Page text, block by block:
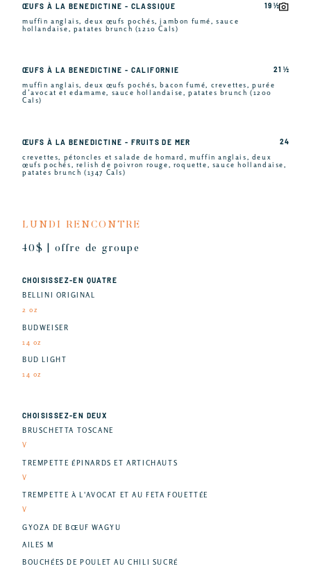
ŒUFS À LA BENEDICTINE - CLASSIQUE
muffin anglais, deux œufs pochés, jambon fumé, sauce
hollandaise, patates brunch (1210 Cals)
19 ½
ŒUFS À LA BENEDICTINE - CALIFORNIE
muffin anglais, deux œufs pochés, bacon fumé, crevettes, purée
d’avocat et edamame, sauce hollandaise, patates brunch (1200
Cals)
21 ½
ŒUFS À LA BENEDICTINE - FRUITS DE MER
crevettes, pétoncles et salade de homard, muffin anglais, deux
œufs pochés, relish de poivron rouge, roquette, sauce hollandaise,
patates brunch (1347 Cals)
24
LUNDI RENCONTRE
40$ | offre de groupe
CHOISISSEZ-EN QUATRE
BELLINI ORIGINAL
2 oz
BUDWEISER
14 oz
BUD LIGHT
14 oz
CHOISISSEZ-EN DEUX
BRUSCHETTA TOSCANE
V
TREMPETTE ÉPINARDS ET ARTICHAUTS
V
TREMPETTE À L'AVOCAT ET AU FETA FOUETTÉE
V
GYOZA DE BŒUF WAGYU
AILES M
BOUCHÉES DE POULET AU CHILI SUCRÉ